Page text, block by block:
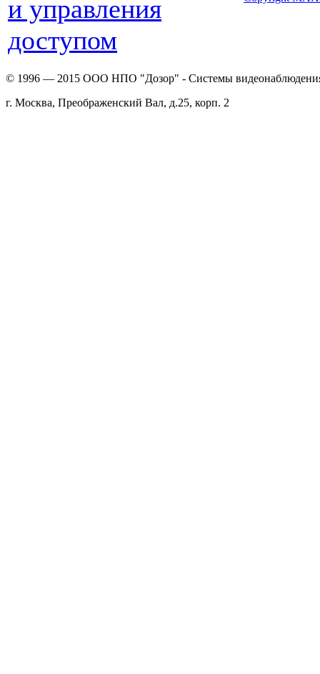
и управления
доступом
© 1996 — 2015 ООО НПО "Дозор" - Системы
г. Москва, Преображенский Вал, д.25, корп. 2